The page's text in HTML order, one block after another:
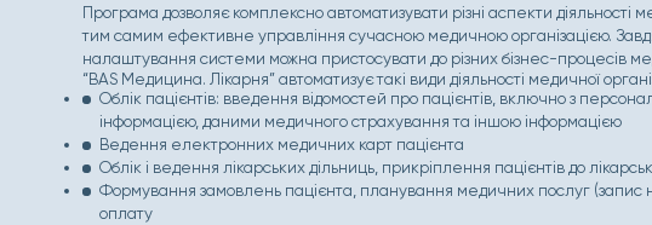
Програма дозволяє комплексно автоматизувати різні аспекти діяльності
тим самим ефективне управління сучасною медичною організацією.
налаштування системи можна пристосувати до різних бізнес-процесів
“BAS Медицина. Лікарня” автоматизує такі види діяльності медичної
Облік пацієнтів: введення відомостей про пацієнтів, включно з
інформацією, даними медичного страхування та іншою інформацією
Ведення електронних медичних карт пацієнта
Облік і ведення лікарських дільниць, прикріплення пацієнтів до
Формування замовлень пацієнта, планування медичних послуг (запис
оплату